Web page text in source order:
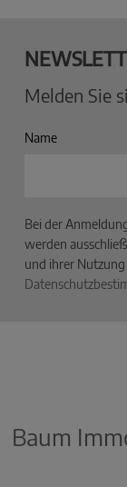
Melden Sie
Name
Bei der
werden
und ihrer
Baum